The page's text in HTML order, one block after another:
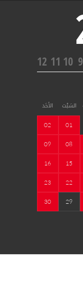
9
10
11
12
السَبْت الأحَد
01
02
08
09
15
16
22
23
29
30